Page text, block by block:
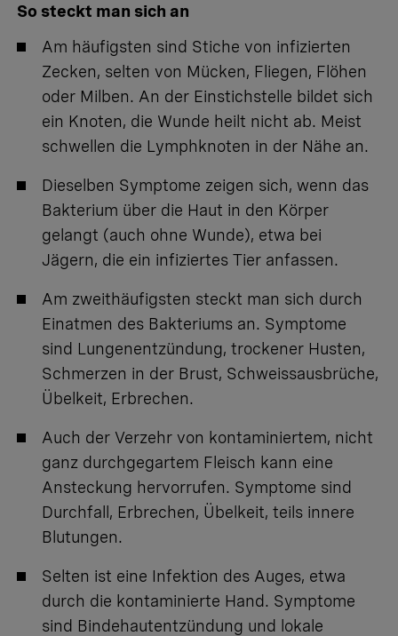
So steckt man sich an
Am häufigsten sind Stiche von infizierten
Zecken, selten von Mücken, Fliegen, Flöhen
oder Milben. An der Einstichstelle bildet sich
ein Knoten, die Wunde heilt nicht ab. Meist
schwellen die Lymphknoten in der Nähe an.
Dieselben Symptome zeigen sich, wenn das
Bakterium über die Haut in den Körper
gelangt (auch ohne Wunde), etwa bei
Jägern, die ein infiziertes Tier anfassen.
Am zweithäufigsten steckt man sich durch
Einatmen des Bakteriums an. Symptome
sind Lungenentzündung, trockener Husten,
Schmerzen in der Brust, Schweissausbrüche,
Übelkeit, Erbrechen.
Auch der Verzehr von kontaminiertem, nicht
ganz durchgegartem Fleisch kann eine
Ansteckung hervorrufen. Symptome sind
Durchfall, Erbrechen, Übelkeit, teils innere
Blutungen.
Selten ist eine Infektion des Auges, etwa
durch die kontaminierte Hand. Symptome
sind Bindehautentzündung und lokale